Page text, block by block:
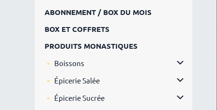
ABONNEMENT / BOX DU MOIS
BOX ET COFFRETS
PRODUITS MONASTIQUES
Boissons
Épicerie Salée
Épicerie Sucrée